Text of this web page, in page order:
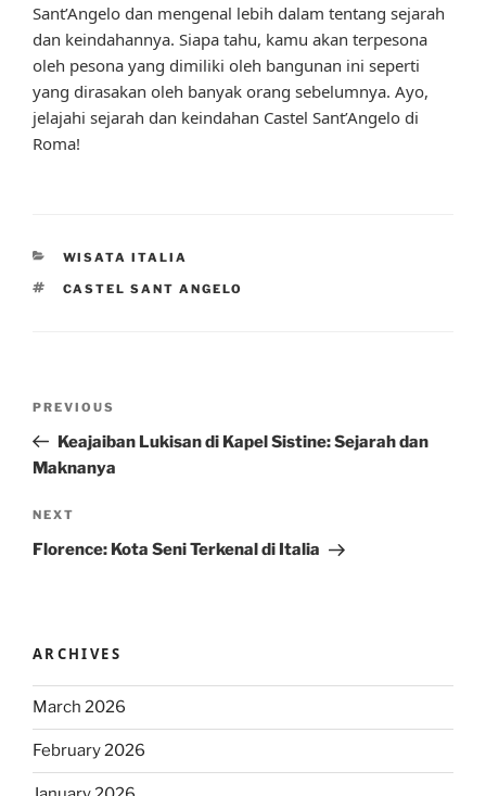
Sant’Angelo dan mengenal lebih dalam tentang sejarah
dan keindahannya. Siapa tahu, kamu akan terpesona
oleh pesona yang dimiliki oleh bangunan ini seperti
yang dirasakan oleh banyak orang sebelumnya. Ayo,
jelajahi sejarah dan keindahan Castel Sant’Angelo di
Roma!
CATEGORIES
WISATA ITALIA
TAGS
CASTEL SANT ANGELO
Previous
Post
PREVIOUS
Keajaiban Lukisan di Kapel Sistine: Sejarah dan
Maknanya
Next
Post
NEXT
Florence: Kota Seni Terkenal di Italia
ARCHIVES
March 2026
February 2026